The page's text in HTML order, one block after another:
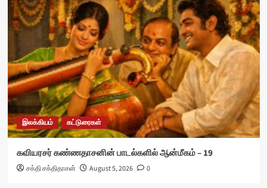
இலக்கியம் கட்டுரைகள்
கவியரசர் கண்ணதாசனின் பாடல்களில் ஆன்மீகம் – 19
சக்தி சக்திதாசன் August 5, 2026 0